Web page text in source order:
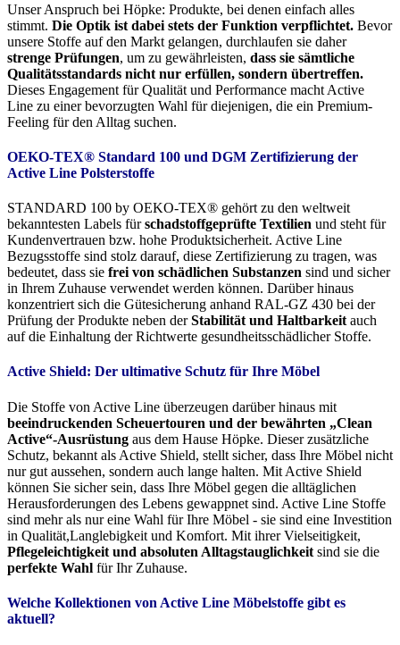
Unser Anspruch bei Höpke: Produkte, bei denen einfach alles
stimmt. Die Optik ist dabei stets der Funktion verpflichtet. Bevor
unsere Stoffe auf den Markt gelangen, durchlaufen sie daher
strenge Prüfungen, um zu gewährleisten, dass sie sämtliche
Qualitätsstandards nicht nur erfüllen, sondern übertreffen.
Dieses Engagement für Qualität und Performance macht Active
Line zu einer bevorzugten Wahl für diejenigen, die ein Premium-
Feeling für den Alltag suchen.
OEKO-TEX® Standard 100 und DGM Zertifizierung der
Active Line Polsterstoffe
STANDARD 100 by OEKO-TEX® gehört zu den weltweit
bekanntesten Labels fürschadstoffgeprüfte Textilien und steht für
Kundenvertrauen bzw. hohe Produktsicherheit. Active Line
Bezugsstoffe sind stolz darauf, diese Zertifizierung zu tragen, was
bedeutet, dass sie frei von schädlichen Substanzen sind und sicher
in Ihrem Zuhause verwendet werden können. Darüber hinaus
konzentriert sich die Gütesicherung anhand RAL-GZ 430 bei der
Prüfung der Produkte neben derStabilität und Haltbarkeit auch
auf die Einhaltung der Richtwerte gesundheitsschädlicher Stoffe.
Active Shield: Der ultimative Schutz für Ihre Möbel
Die Stoffe von Active Line überzeugen darüber hinaus mit
beeindruckenden Scheuertouren und der bewährten „Clean
Active“-Ausrüstung aus dem Hause Höpke. Dieser zusätzliche
Schutz, bekannt als Active Shield, stellt sicher, dass Ihre Möbel nicht
nur gut aussehen, sondern auch lange halten. Mit Active Shield
können Sie sicher sein, dass Ihre Möbel gegen die alltäglichen
Herausforderungen des Lebens gewappnet sind. Active Line Stoffe
sind mehr als nur eine Wahl für Ihre Möbel - sie sind eine Investition
in Qualität,Langlebigkeit und Komfort. Mit ihrer Vielseitigkeit,
Pflegeleichtigkeit und absoluten Alltagstauglichkeit sind sie die
perfekte Wahl für Ihr Zuhause.
Welche Kollektionen von Active Line Möbelstoffe gibt es
aktuell?